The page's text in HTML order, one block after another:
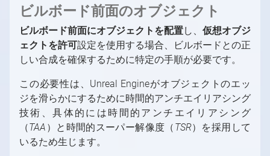
ビルボード前面のオブジェクト
ビルボード前面にオブジェクトを配置し、 仮想オブジ
ェクトを許可設定を使用する場合、ビルボードとの正
しい合成を確保するために特定の手順が必要です。
この必要性は、Unreal Engineがオブジェクトのエッ
ジを滑らかにするために時間的アンチエイリアシング
技術、具体的には時間的アンチエイリアシング
（TAA ）と時間的スーパー解像度（ TSR）を採用して
いるため生じます。